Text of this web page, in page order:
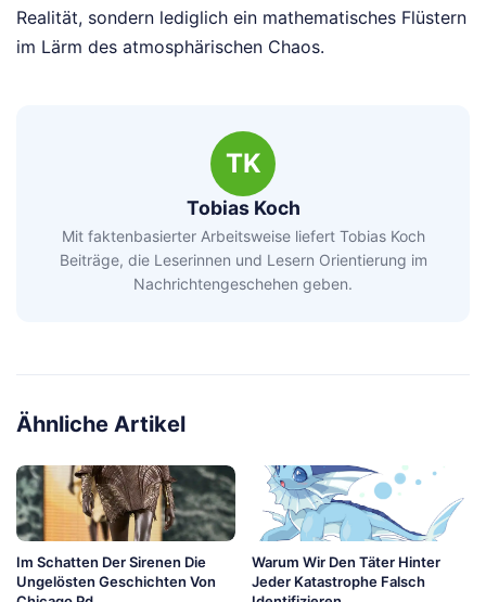
Realität, sondern lediglich ein mathematisches Flüstern
im Lärm des atmosphärischen Chaos.
TK
Tobias Koch
Mit faktenbasierter Arbeitsweise liefert Tobias Koch
Beiträge, die Leserinnen und Lesern Orientierung im
Nachrichtengeschehen geben.
Ähnliche Artikel
Im Schatten Der Sirenen Die
Ungelösten Geschichten Von
Warum Wir Den Täter Hinter
Jeder Katastrophe Falsch